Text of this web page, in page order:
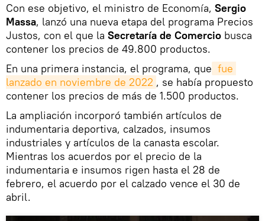
Con ese objetivo, el ministro de Economía, Sergio
Massa, lanzó una nueva etapa del programa Precios
Justos, con el que la Secretaría de Comercio busca
contener los precios de 49.800 productos.
En una primera instancia, el programa, que fue
lanzado en noviembre de 2022 , se había propuesto
contener los precios de más de 1.500 productos.
La ampliación incorporó también artículos de
indumentaria deportiva, calzados, insumos
industriales y artículos de la canasta escolar.
Mientras los acuerdos por el precio de la
indumentaria e insumos rigen hasta el 28 de
febrero, el acuerdo por el calzado vence el 30 de
abril.